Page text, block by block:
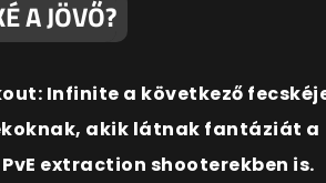
A JÖVŐ?
Infinite a következő
akik látnak fantáziát a
extraction shooterekben is.